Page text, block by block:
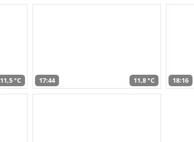
11,5 °C 17:44 11,8 °C 18:16